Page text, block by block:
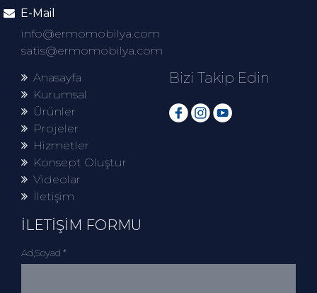
E-Mail
info@ermomobilya.com
satis@ermomobilya.com
Anasayfa
Kurumsal
Ürünler
Projeler
Hizmetler
Konsept Oluştur
Videolar
İletişim
Bizi Takip Edin
İLETİŞİM FORMU
Ad,Soyad *